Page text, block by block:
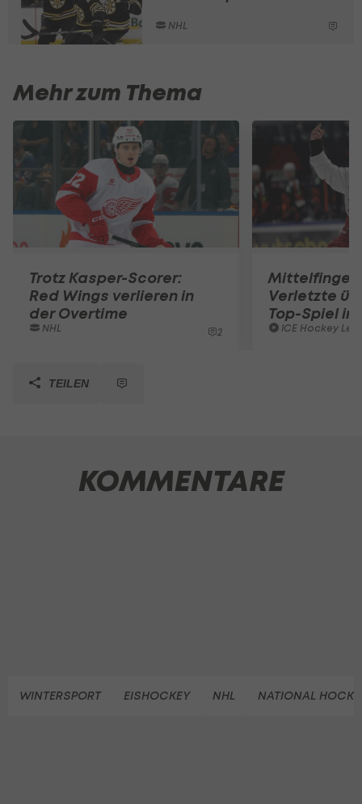
NHL
Mehr zum Thema
Trotz Kasper-Scorer:
Red Wings verlieren in
der Overtime
NHL 2
Verletzte
Top-Spiel in
ICE Hockey
TEILEN
KOMMENTARE
WINTERSPORT EISHOCKEY NHL NATIONAL